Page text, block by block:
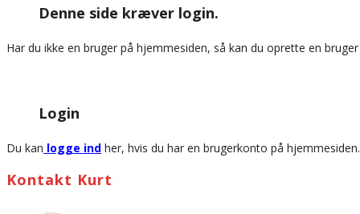
websiteDenne side kræver login.
Har du ikke en bruger på hjemmesiden, så kan du oprette en
Login
Du kan logge ind her, hvis du har en brugerkonto på hjemmesiden.
Kontakt Kurt